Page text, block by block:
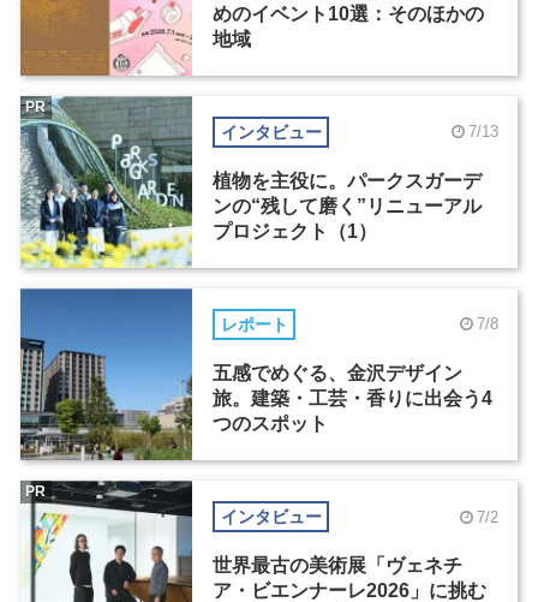
めのイベント10選：そのほかの
地域
インタビュー 7/13
植物を主役に。パークスガーデ
ンの“残して磨く”リニューアル
プロジェクト（1）
PR
レポート 7/8
五感でめぐる、金沢デザイン
旅。建築・工芸・香りに出会う4
つのスポット
インタビュー 7/2
世界最古の美術展「ヴェネチ
ア・ビエンナーレ2026」に挑む
PR